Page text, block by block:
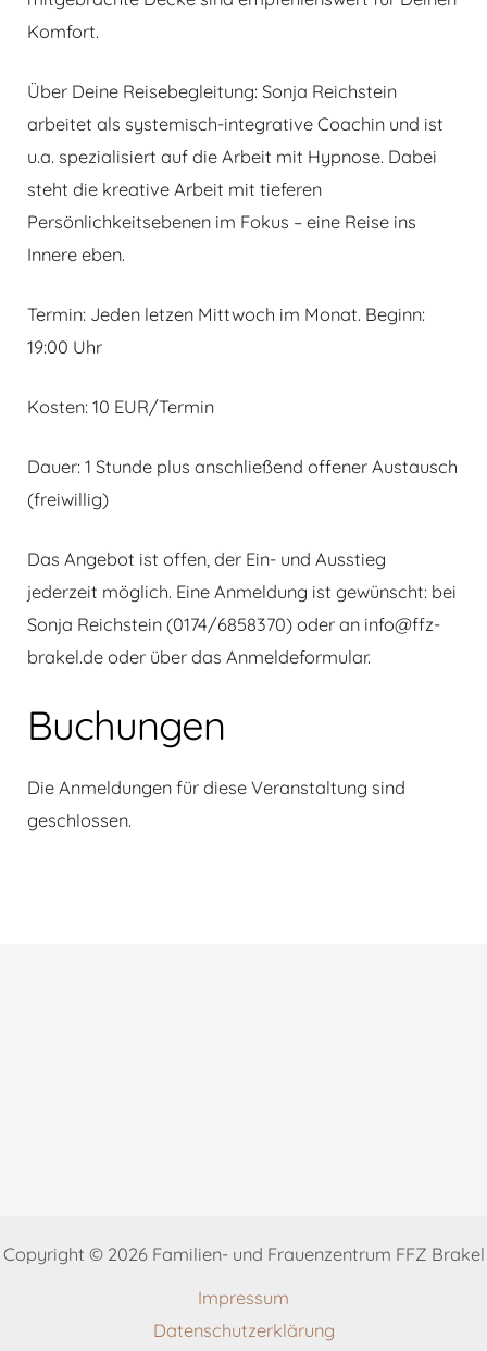
Komfort.
Über Deine Reisebegleitung: Sonja Reichstein
arbeitet als systemisch-integrative Coachin und ist
u.a. spezialisiert auf die Arbeit mit Hypnose. Dabei
steht die kreative Arbeit mit tieferen
Persönlichkeitsebenen im Fokus – eine Reise ins
Innere eben.
Termin: Jeden letzen Mittwoch im Monat. Beginn:
19:00 Uhr
Kosten: 10 EUR/Termin
Dauer: 1 Stunde plus anschließend offener Austausch
(freiwillig)
Das Angebot ist offen, der Ein- und Ausstieg
jederzeit möglich. Eine Anmeldung ist gewünscht: bei
Sonja Reichstein (0174/6858370) oder an info@ffz-
brakel.de oder über das Anmeldeformular.
Buchungen
Die Anmeldungen für diese Veranstaltung sind
geschlossen.
Copyright © 2026 Familien- und Frauenzentrum FFZ Brakel
Impressum
Datenschutzerklärung